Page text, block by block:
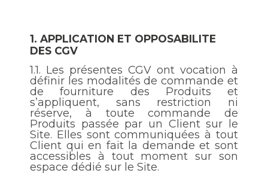
1. APPLICATION ET OPPOSABILITE
DES CGV
1.1. Les présentes CGV ont vocation à
définir les modalités de commande et
de fourniture des Produits et
s’appliquent, sans restriction ni
réserve, à toute commande de
Produits passée par un Client sur le
Site. Elles sont communiquées à tout
Client qui en fait la demande et sont
accessibles à tout moment sur son
espace dédié sur le Site.